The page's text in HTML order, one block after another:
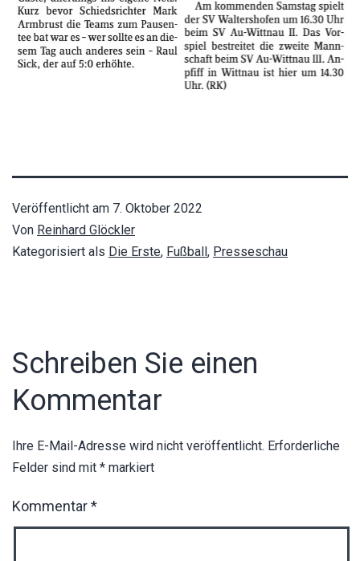
Veröffentlicht am 7. Oktober 2022
Von Reinhard Glöckler
Kategorisiert als Die Erste, Fußball, Presseschau
Schreiben Sie einen
Kommentar
Ihre E-Mail-Adresse wird nicht veröffentlicht. Erforderliche
Felder sind mit * markiert
Kommentar*